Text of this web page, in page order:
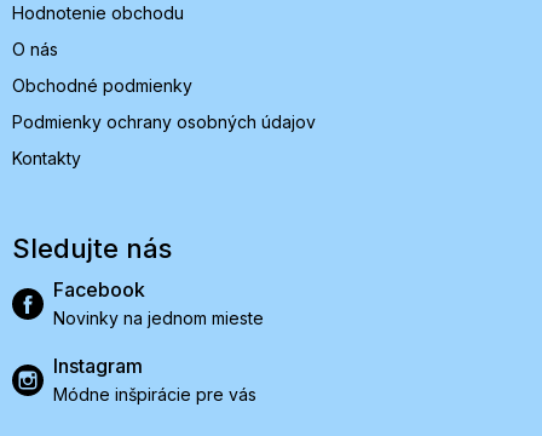
Hodnotenie obchodu
O nás
Obchodné podmienky
Podmienky ochrany osobných údajov
Kontakty
Sledujte nás
Facebook
Novinky na jednom mieste
Instagram
Módne inšpirácie pre vás